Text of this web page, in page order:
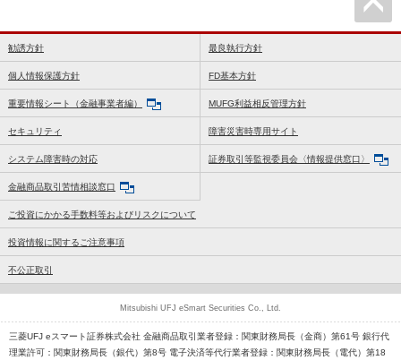
勧誘方針 最良執行方針
個人情報保護方針 FD基本方針
重要情報シート（金融事業者編） MUFG利益相反管理方針
セキュリティ 障害災害時専用サイト
システム障害時の対応 証券取引等監視委員会〈情報提供窓口〉
金融商品取引苦情相談窓口
ご投資にかかる手数料等およびリスクについて
投資情報に関するご注意事項
不公正取引
三菱UFJ eスマート証券株式会社 金融商品取引業者登録：関東財務局長（金商）第61号 銀行代
理業許可：関東財務局長（銀代）第8号 電子決済等代行業者登録：関東財務局長（電代）第18
Mitsubishi UFJ eSmart Securities Co., Ltd.